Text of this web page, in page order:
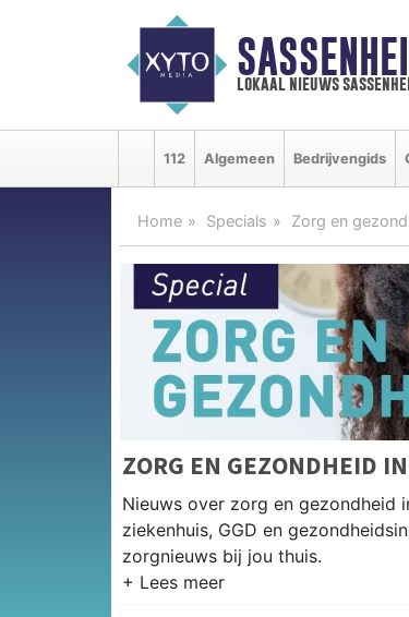
lokaal nieuws
112 Algemeen Bedrijvengids
Home Specials Zorg en
ZORG EN GEZONDHEID
Nieuws over zorg en gezondheid
ziekenhuis, GGD en
zorgnieuws bij jou thuis.